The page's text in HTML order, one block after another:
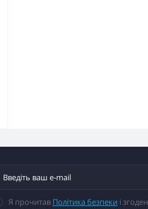
Я прочитав Політика безпеки і